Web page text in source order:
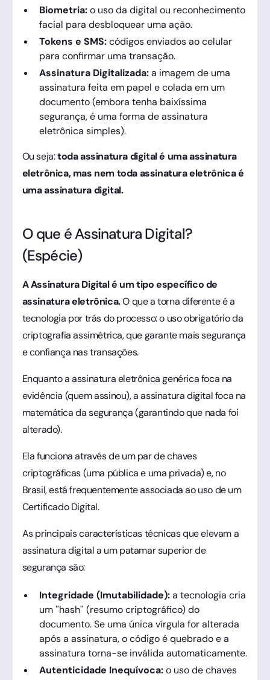
Biometria:o uso da digital ou reconhecimento
facial para desbloquear uma ação.
Tokens e SMS:códigos enviados ao celular
para confirmar uma transação.
Assinatura Digitalizada:a imagem de uma
assinatura feita em papel e colada em um
documento (embora tenha baixíssima
segurança, é uma forma de assinatura
eletrônica simples).
Ou seja:toda assinatura digital é uma assinatura
eletrônica, mas nem toda assinatura eletrônica é
uma assinatura digital.
O que é Assinatura Digital?
(Espécie)
A Assinatura Digital é um tipo específico de
assinatura eletrônica.O que a torna diferente é a
tecnologia por trás do processo: o uso obrigatório da
criptografia assimétrica, que garante mais segurança
e confiança nas transações.
Enquanto a assinatura eletrônica genérica foca na
evidência (quem assinou), a assinatura digital foca na
matemática da segurança (garantindo que nada foi
alterado).
Ela funciona através de um par de chaves
criptográficas (uma pública e uma privada) e, no
Brasil, está frequentemente associada ao uso de um
Certificado Digital.
As principais características técnicas que elevam a
assinatura digital a um patamar superior de
segurança são:
Integridade (Imutabilidade):a tecnologia cria
um "hash" (resumo criptográfico) do
documento. Se uma única vírgula for alterada
após a assinatura, o código é quebrado e a
assinatura torna-se inválida automaticamente.
Autenticidade Inequívoca:o uso de chaves